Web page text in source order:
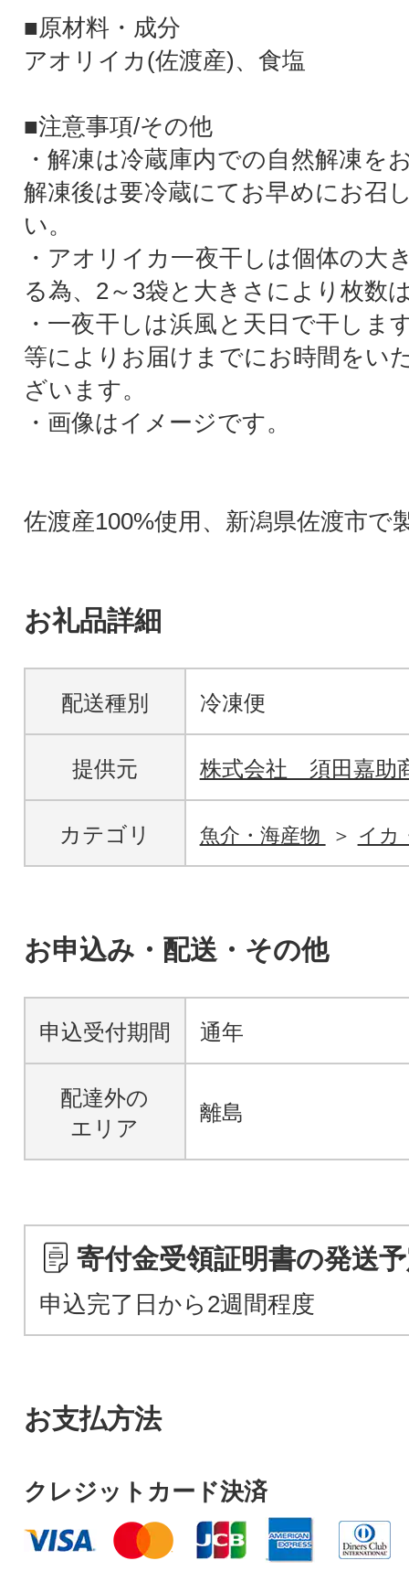
■原材料・成分
アオリイカ(佐渡産)、食塩
■注意事項/その他
・解凍は冷蔵庫内での自然解凍を
解凍後は要冷蔵にてお早めにお召
い。
・アオリイカ一夜干しは個体の大
る為、2～3袋と大きさにより枚数
・一夜干しは浜風と天日で干しま
等によりお届けまでにお時間をい
ざいます。
・画像はイメージです。
佐渡産100%使用、新潟県佐渡市で
お礼品詳細
配送種別 冷凍便
提供元 株式会社 須田嘉助
カテゴリ 魚介・海産物 イカ
お申込み・配送・その他
申込受付期間 通年
配達外の
エリア
離島
寄付金受領証明書の発送
申込完了日から2週間程度
お支払方法
クレジットカード決済